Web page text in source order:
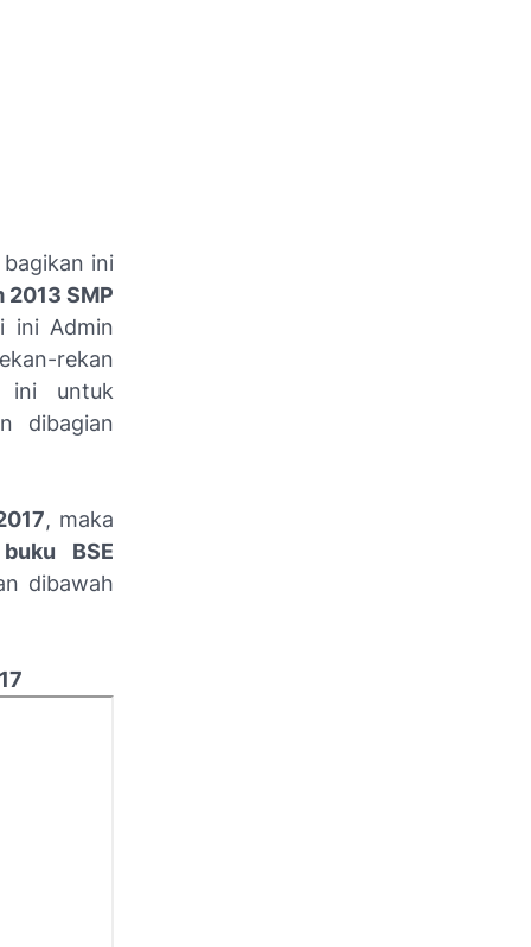
ini
2013 SMP
ini Admin
rekan
untuk
dibagian
, maka
buku BSE
dibawah